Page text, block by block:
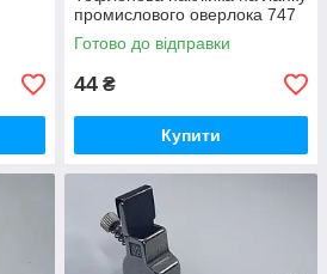
промислового оверлока 747
Готово до відправки
44 ₴
Купити